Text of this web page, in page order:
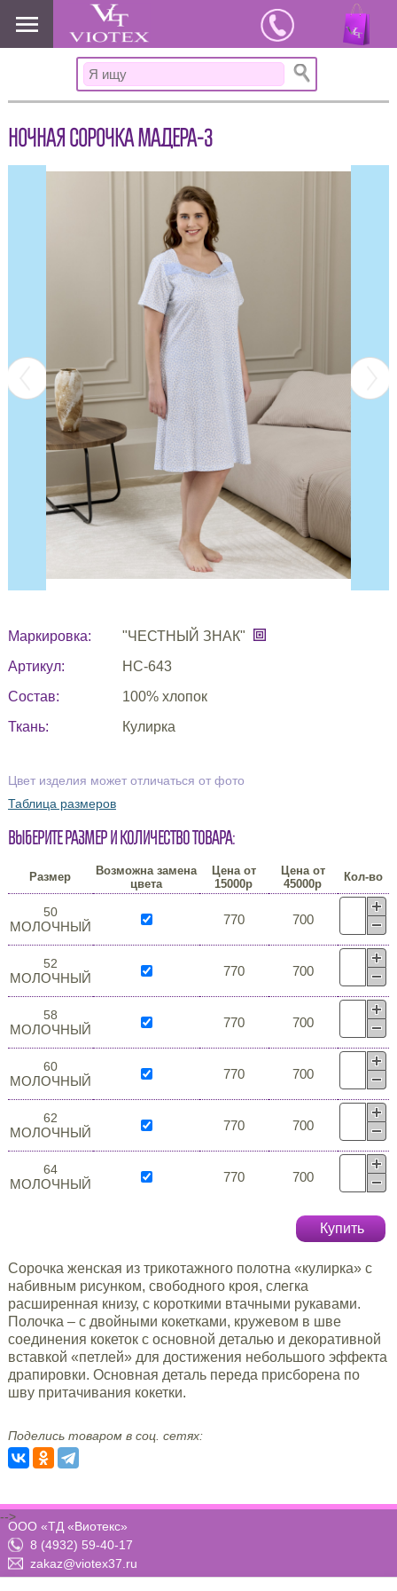
www.viotex37.ru
НОЧНАЯ СОРОЧКА МАДЕРА-3
Маркировка:
"ЧЕСТНЫЙ ЗНАК"
Артикул:
НС-643
Состав:
100% хлопок
Ткань:
Кулирка
Цвет изделия может отличаться от фото
Таблица размеров
Выберите размер и количество товара:
Размер
Возможна замена
цвета
Цена от
15000р
Цена от
45000р
Кол-во
50
МОЛОЧНЫЙ 770 700
52
МОЛОЧНЫЙ 770 700
58
МОЛОЧНЫЙ 770 700
60
МОЛОЧНЫЙ 770 700
62
МОЛОЧНЫЙ 770 700
64
МОЛОЧНЫЙ 770 700
Купить
Сорочка женская из трикотажного полотна «кулирка» с
набивным рисунком, свободного кроя, слегка
расширенная книзу, с короткими втачными рукавами.
Полочка – с двойными кокетками, кружевом в шве
соединения кокеток с основной деталью и декоративной
вставкой «петлей» для достижения небольшого эффекта
драпировки. Основная деталь переда присборена по
шву притачивания кокетки.
Поделись товаром в соц. сетях:
ООО «ТД «Виотекс»
8 (4932) 59-40-17
zakaz@viotex37.ru
-->